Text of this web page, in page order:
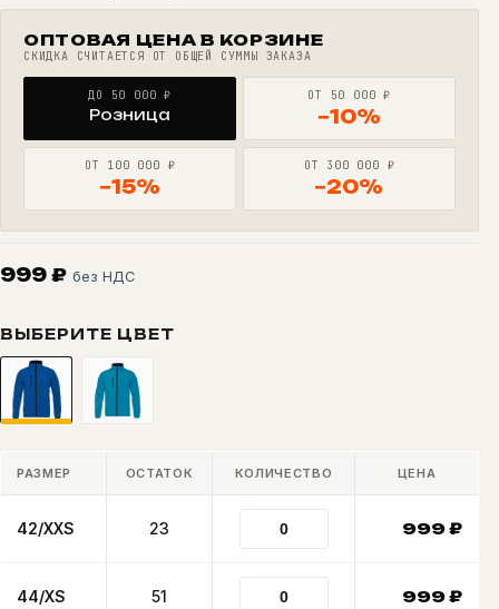
ОПТОВАЯ ЦЕНА В КОРЗИНЕ
СКИДКА СЧИТАЕТСЯ ОТ ОБЩЕЙ СУММЫ ЗАКАЗА
ДО 50 000 ₽
Розница
ОТ 50 000 ₽
−10%
ОТ 100 000 ₽
−15%
ОТ 300 000 ₽
−20%
999 ₽ без НДС
ВЫБЕРИТЕ ЦВЕТ
РАЗМЕР ОСТАТОК КОЛИЧЕСТВО ЦЕНА
42/XXS 23 999₽
44/XS 51 999₽